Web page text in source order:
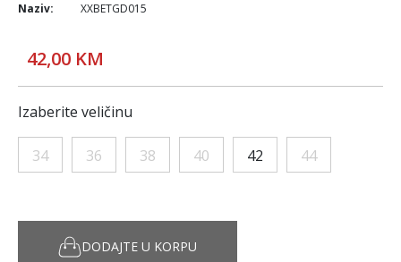
Naziv:
XXBETGD015
42,00 KM
Izaberite veličinu
34 36 38 40 42 44
DODAJTE U KORPU